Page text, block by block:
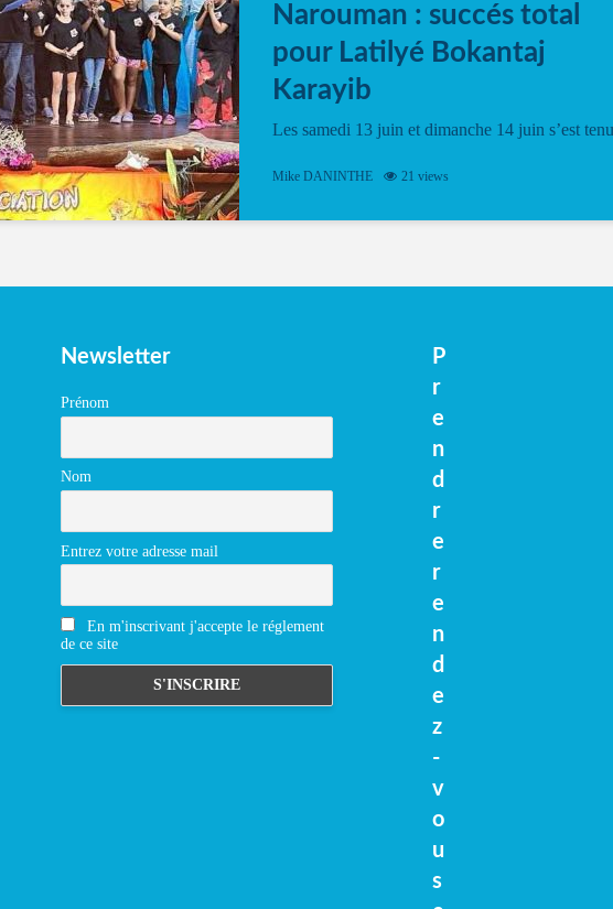
Narouman : succés total
pour Latilyé Bokantaj
Karayib
Les samedi 13 juin et dimanche 14 juin s’est tenu
vibrant à Pierrot Narouman, organisé par
spectacle de fin d’année, présenté à la salle...
Mike DANINTHE 21 views
Newsletter
Prénom
Nom
Entrez votre adresse mail
En m'inscrivant j'accepte le réglement
de ce site
P
r
e
n
d
r
e
r
e
n
d
e
z
-
v
o
u
s